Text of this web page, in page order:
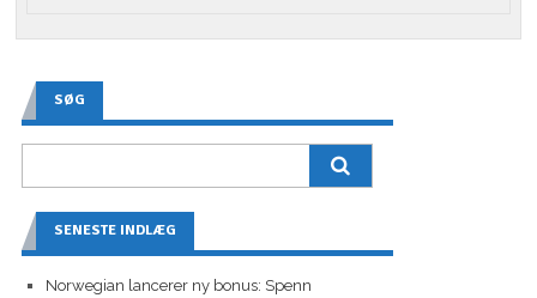
SØG
SENESTE INDLÆG
Norwegian lancerer ny bonus: Spenn